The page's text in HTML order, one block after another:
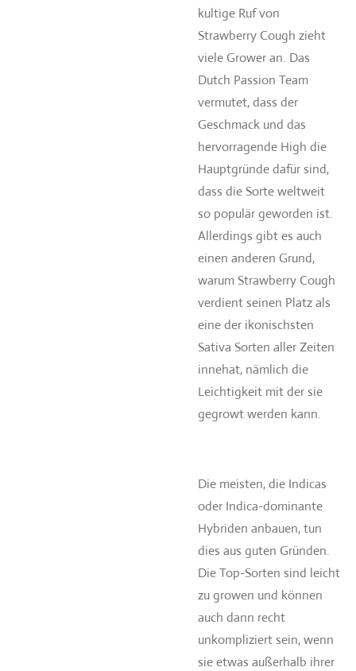
kultige Ruf von
Strawberry Cough zieht
viele Grower an. Das
Dutch Passion Team
vermutet, dass der
Geschmack und das
hervorragende High die
Hauptgründe dafür sind,
dass die Sorte weltweit
so populär geworden ist.
Allerdings gibt es auch
einen anderen Grund,
warum Strawberry Cough
verdient seinen Platz als
eine der ikonischsten
Sativa Sorten aller Zeiten
innehat, nämlich die
Leichtigkeit mit der sie
gegrowt werden kann.
Die meisten, die Indicas
oder Indica-dominante
Hybriden anbauen, tun
dies aus guten Gründen.
Die Top-Sorten sind leicht
zu growen und können
auch dann recht
unkompliziert sein, wenn
sie etwas außerhalb ihrer